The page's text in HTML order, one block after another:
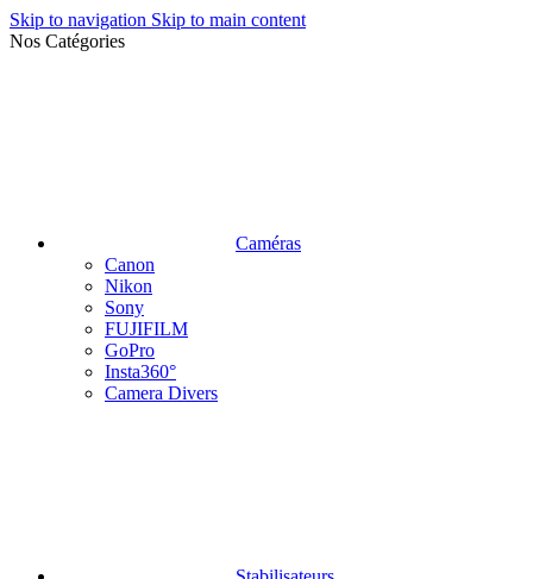
Skip to navigation Skip to main content
Nos Catégories
Caméras
Canon
Nikon
Sony
FUJIFILM
GoPro
Insta360°
Camera Divers